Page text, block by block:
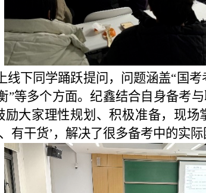
线下同学踊跃提问，问题涵盖“国
”等多个方面。纪鑫结合自身备考
励大家理性规划、积极准备，现场
有干货’ ，解决了很多备考中的实际